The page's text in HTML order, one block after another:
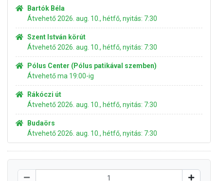
Bartók Béla
Átvehető 2026. aug. 10., hétfő, nyitás: 7:30
Szent István körút
Átvehető 2026. aug. 10., hétfő, nyitás: 7:30
Pólus Center (Pólus patikával szemben)
Átvehető ma 19:00-ig
Rákóczi út
Átvehető 2026. aug. 10., hétfő, nyitás: 7:30
Budaörs
Átvehető 2026. aug. 10., hétfő, nyitás: 7:30